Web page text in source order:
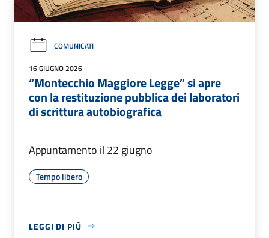
COMUNICATI
16 GIUGNO 2026
“Montecchio Maggiore Legge” si apre
con la restituzione pubblica dei laboratori
di scrittura autobiografica
Appuntamento il 22 giugno
Tempo libero
LEGGI DI PIÙ